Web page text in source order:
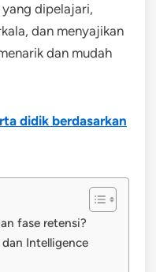
dipelajari,
dan menyajikan
dan mudah
didik berdasarkan
fase retensi?
Intelligence